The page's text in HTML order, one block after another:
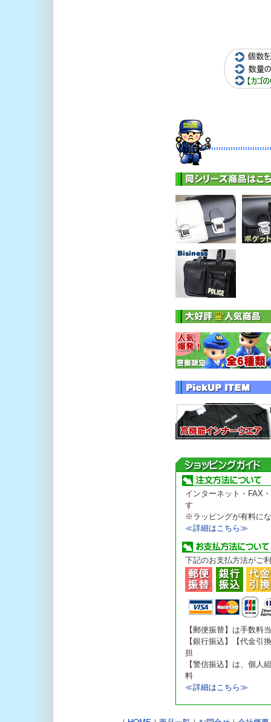
インターネット・FAX
す
※ラッピングが有料に
≪詳細はこちら≫
下記のお支払方法がご
【郵便振替】は手数料
【銀行振込】【代金引
担
【警信振込】は、個人
料
≪詳細はこちら≫